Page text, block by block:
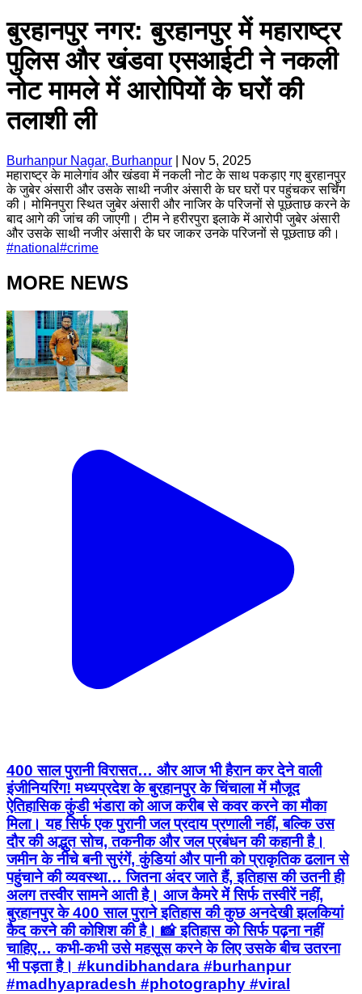
बुरहानपुर नगर: बुरहानपुर में महाराष्ट्र
पुलिस और खंडवा एसआईटी ने नकली
नोट मामले में आरोपियों के घरों की
तलाशी ली
Burhanpur Nagar, Burhanpur
Nov 5, 2025
महाराष्ट्र के मालेगांव और खंडवा में नकली नोट के साथ पकड़ाए गए बुरहानपुर
के जुबेर अंसारी और उसके साथी नजीर अंसारी के घर घरों पर पहुंचकर सर्चिंग
की। मोमिनपुरा स्थित जुबेर अंसारी और नाजिर के परिजनों से पूछताछ करने के
बाद आगे की जांच की जाएगी। टीम ने हरीरपुरा इलाके में आरोपी जुबेर अंसारी
और उसके साथी नजीर अंसारी के घर जाकर उनके परिजनों से पूछताछ की।
#national #crime
MORE NEWS
400 साल पुरानी विरासत… और आज भी हैरान कर देने वाली
इंजीनियरिंग! मध्यप्रदेश के बुरहानपुर के चिंचाला में मौजूद
ऐतिहासिक कुंडी भंडारा को आज करीब से कवर करने का मौका
मिला। यह सिर्फ एक पुरानी जल प्रदाय प्रणाली नहीं, बल्कि उस
दौर की अद्भुत सोच, तकनीक और जल प्रबंधन की कहानी है।
जमीन के नीचे बनी सुरंगें, कुंडियां और पानी को प्राकृतिक ढलान से
पहुंचाने की व्यवस्था… जितना अंदर जाते हैं, इतिहास की उतनी ही
अलग तस्वीर सामने आती है। आज कैमरे में सिर्फ तस्वीरें नहीं,
बुरहानपुर के 400 साल पुराने इतिहास की कुछ अनदेखी झलकियां
कैद करने की कोशिश की है। 📸 इतिहास को सिर्फ पढ़ना नहीं
चाहिए… कभी-कभी उसे महसूस करने के लिए उसके बीच उतरना
भी पड़ता है। #kundibhandara #burhanpur
#madhyapradesh #photography #viral